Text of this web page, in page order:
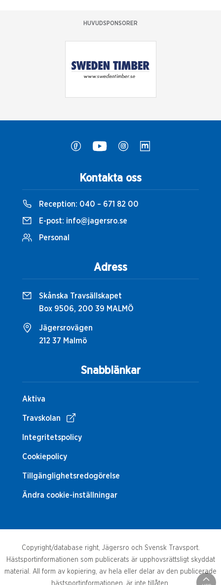
HUVUDSPONSORER
Snabblänkar
Aktiva
Travskolan
Integritetspolicy
Cookiepolicy
Tillgänglighetsredogörelse
Ändra cookie-inställningar
Kontakta oss
Reception: 040 – 671 82 00
E-post: info@jagersro.se
Personal
Adress
Skånska Travsällskapet
Box 9506, 200 39 MALMÖ
Jägersrovägen
212 37 Malmö
Copyright/database right, Jägersro och Svensk Travsport.
Hästsportinformationen som publicerats är upphovsrättsligt skyddat
material. All form av kopiering, av hela eller delar av den publicerade